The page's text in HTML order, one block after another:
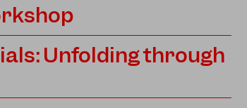
Unfolding through